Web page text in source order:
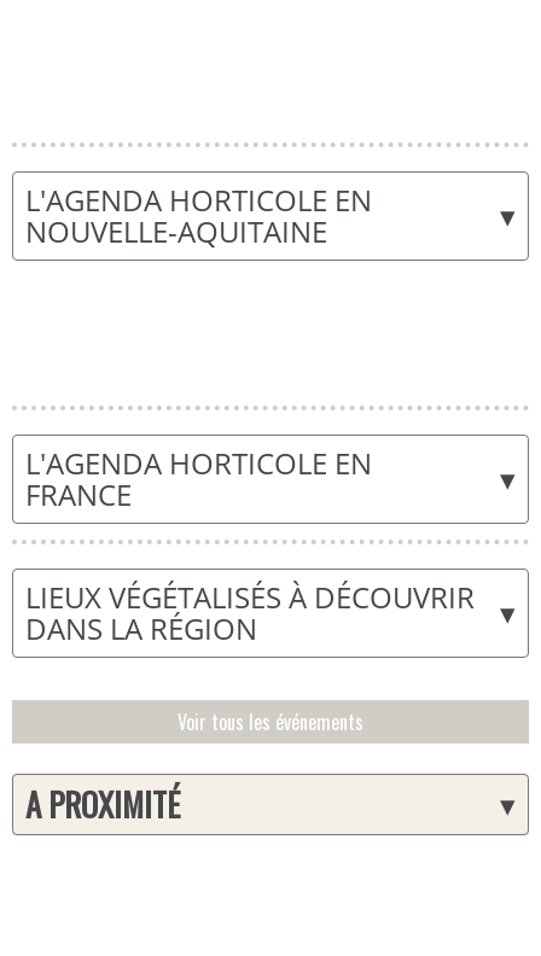
▾
L'AGENDA HORTICOLE EN
NOUVELLE-AQUITAINE
▾
L'AGENDA HORTICOLE EN
FRANCE
▾
LIEUX VÉGÉTALISÉS À DÉCOUVRIR
DANS LA RÉGION
Voir tous les événements
▾
A PROXIMITÉ